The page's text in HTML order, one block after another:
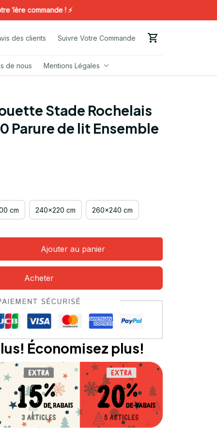
commande ! ⚡️
des clients Suivre Votre Commande
de nous Mentions Légales
Stade Rochelais
Parure de lit Ensemble
cm 240x220 cm 260x240 cm
Ajouter au panier
Acheter
Économisez plus!